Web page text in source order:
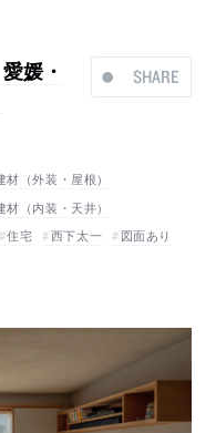
SHARE
媛・
材（外装・屋根）
材（内装・天井）
住宅 西下太一
図面あり